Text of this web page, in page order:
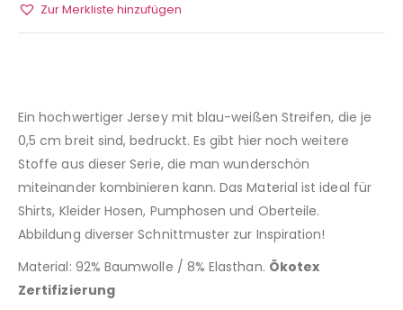
Zur Merkliste hinzufügen
Ein hochwertiger Jersey mit blau-weißen Streifen, die je
0,5 cm breit sind, bedruckt. Es gibt hier noch weitere
Stoffe aus dieser Serie, die man wunderschön
miteinander kombinieren kann. Das Material ist ideal für
Shirts, Kleider Hosen, Pumphosen und Oberteile.
Abbildung diverser Schnittmuster zur Inspiration!
Material: 92% Baumwolle / 8% Elasthan. Ökotex
Zertifizierung